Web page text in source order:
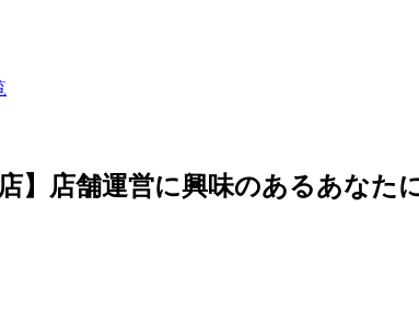
】店舗運営に興味のあるあな